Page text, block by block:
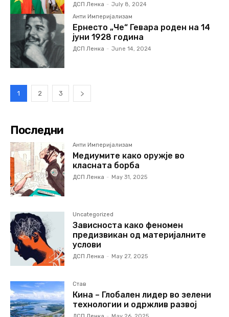
ДСП Ленка - July 8, 2024
Анти Империјализам
Ернесто „Че“ Гевара роден на 14
јуни 1928 година
ДСП Ленка - June 14, 2024
1 2 3
Последни
Анти Империјализам
Медиумите како оружје во
класната борба
ДСП Ленка - May 31, 2025
Uncategorized
Зависноста како феномен
предизвикан од материјалните
услови
ДСП Ленка - May 27, 2025
Став
Кина – Глобален лидер во зелени
технологии и одржлив развој